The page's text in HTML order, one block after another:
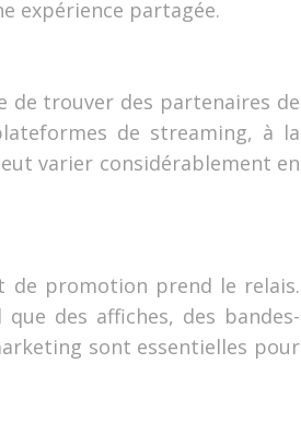
expérience partagée.
de trouver des partenaires de
de streaming, à la
varier considérablement en
de promotion prend le relais.
des affiches, des bandes-
sont essentielles pour